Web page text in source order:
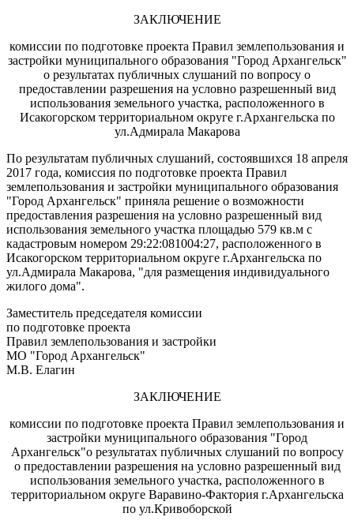
ЗАКЛЮЧЕНИЕ
комиссии по подготовке проекта Правил землепользования и
застройки муниципального образования "Город Архангельск"
о результатах публичных слушаний по вопросу о
предоставлении разрешения на условно разрешенный вид
использования земельного участка, расположенного в
Исакогорском территориальном округе г.Архангельска по
ул.Адмирала Макарова
По результатам публичных слушаний, состоявшихся 18 апреля
2017 года, комиссия по подготовке проекта Правил
землепользования и застройки муниципального образования
"Город Архангельск" приняла решение о возможности
предоставления разрешения на условно разрешенный вид
использования земельного участка площадью 579 кв.м с
кадастровым номером 29:22:081004:27, расположенного в
Исакогорском территориальном округе г.Архангельска по
ул.Адмирала Макарова, "для размещения индивидуального
жилого дома".
Заместитель председателя комиссии
по подготовке проекта
Правил землепользования и застройки
МО "Город Архангельск"
М.В. Елагин
ЗАКЛЮЧЕНИЕ
комиссии по подготовке проекта Правил землепользования и
застройки муниципального образования "Город
Архангельск"о результатах публичных слушаний по вопросу
о предоставлении разрешения на условно разрешенный вид
использования земельного участка, расположенного в
территориальном округе Варавино-Фактория г.Архангельска
по ул.Кривоборской